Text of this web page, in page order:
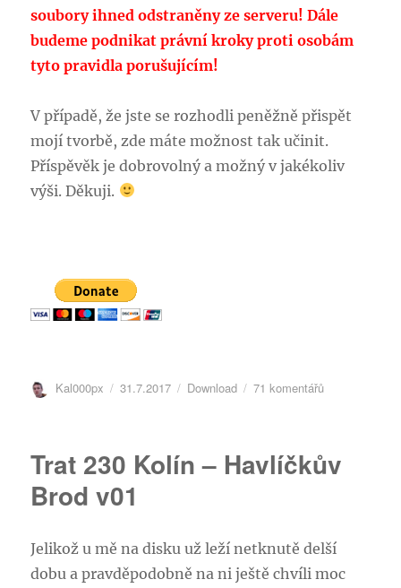
soubory ihned odstraněny ze serveru! Dále
budeme podnikat právní kroky proti osobám
tyto pravidla porušujícím!
V případě, že jste se rozhodli peněžně přispět
mojí tvorbě, zde máte možnost tak učinit.
Příspěvěk je dobrovolný a možný v jakékoliv
výši. Děkuji.
Autor:
Kal000px Publikováno:
31.7.2017 Rubriky:
Download 71 komentářůu
ČD
Trat 230 Kolín – Havlíčkův
Brod v01
Jelikož u mě na disku už leží netknutě delší
dobu a pravděpodobně na ni ještě chvíli moc